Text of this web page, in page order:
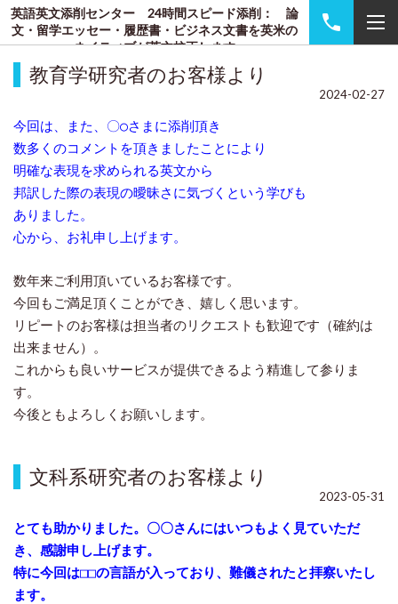
英語英文添削センター 24時間スピード添削： 論
文・留学エッセー・履歴書・ビジネス文書を英米の
ネイティブが英文校正します
教育学研究者のお客様より
2024-02-27
今回は、また、〇○さまに添削頂き
数多くのコメントを頂きましたことにより
明確な表現を求められる英文から
邦訳した際の表現の曖昧さに気づくという学びも
ありました。
心から、お礼申し上げます。
数年来ご利用頂いているお客様です。
今回もご満足頂くことができ、嬉しく思います。
リピートのお客様は担当者のリクエストも歓迎です（確約は
出来ません）。
これからも良いサービスが提供できるよう精進して参りま
す。
今後ともよろしくお願いします。
文科系研究者のお客様より
2023-05-31
とても助かりました。〇〇さんにはいつもよく見ていただ
き、感謝申し上げます。
特に今回は□□の言語が入っており、難儀されたと拝察いたし
ます。